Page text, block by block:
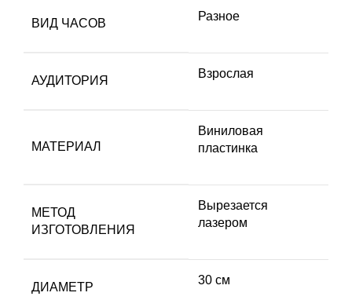
ВИД ЧАСОВ
Разное
АУДИТОРИЯ
Взрослая
МАТЕРИАЛ
Виниловая
пластинка
МЕТОД
ИЗГОТОВЛЕНИЯ
Вырезается
лазером
ДИАМЕТР
30 см